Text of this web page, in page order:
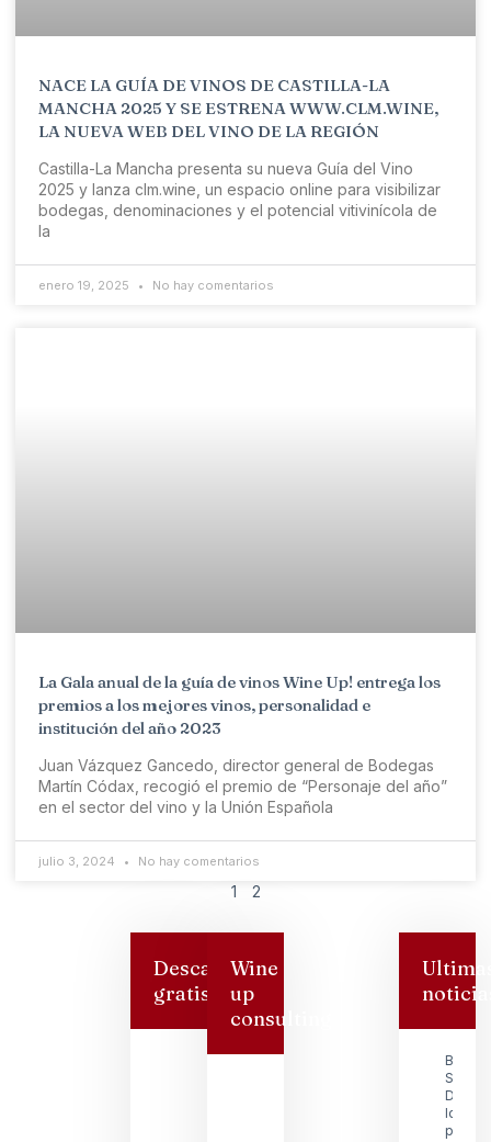
NACE LA GUÍA DE VINOS DE CASTILLA-LA
MANCHA 2025 Y SE ESTRENA WWW.CLM.WINE,
LA NUEVA WEB DEL VINO DE LA REGIÓN
Castilla-La Mancha presenta su nueva Guía del Vino
2025 y lanza clm.wine, un espacio online para visibilizar
bodegas, denominaciones y el potencial vitivinícola de
la
enero 19, 2025 No hay comentarios
La Gala anual de la guía de vinos Wine Up! entrega los
premios a los mejores vinos, personalidad e
institución del año 2023
Juan Vázquez Gancedo, director general de Bodegas
Martín Códax, recogió el premio de “Personaje del año”
en el sector del vino y la Unión Española
julio 3, 2024 No hay comentarios
1 2
Descarga
gratis
Wine
up
consulting
San
logra